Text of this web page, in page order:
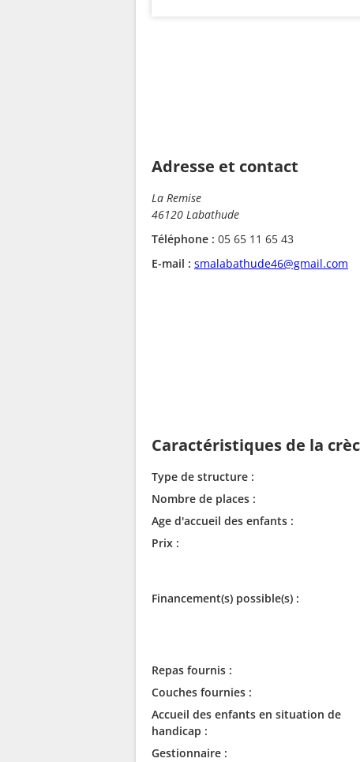
Adresse et contact
La Remise
46120 Labathude
Téléphone : 05 65 11 65 43
E-mail : smalabathude46@gmail.com
Caractéristiques de la
Type de structure :
Nombre de places :
Age d'accueil des enfants :
Prix :
Financement(s) possible(s) :
Repas fournis :
Couches fournies :
Accueil des enfants en situation de
handicap :
Gestionnaire :